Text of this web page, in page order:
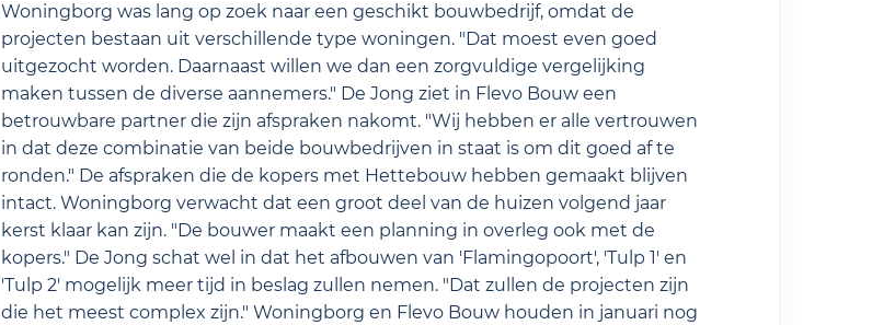
Woningborg was lang op zoek naar een geschikt bouwbedrijf, omdat de
projecten bestaan uit verschillende type woningen. "Dat moest even goed
uitgezocht worden. Daarnaast willen we dan een zorgvuldige vergelijking
maken tussen de diverse aannemers." De Jong ziet in Flevo Bouw een
betrouwbare partner die zijn afspraken nakomt. "Wij hebben er alle vertrouwen
in dat deze combinatie van beide bouwbedrijven in staat is om dit goed af te
ronden." De afspraken die de kopers met Hettebouw hebben gemaakt blijven
intact. Woningborg verwacht dat een groot deel van de huizen volgend jaar
kerst klaar kan zijn. "De bouwer maakt een planning in overleg ook met de
kopers." De Jong schat wel in dat het afbouwen van 'Flamingopoort', 'Tulp 1' en
'Tulp 2' mogelijk meer tijd in beslag zullen nemen. "Dat zullen de projecten zijn
die het meest complex zijn." Woningborg en Flevo Bouw houden in januari nog